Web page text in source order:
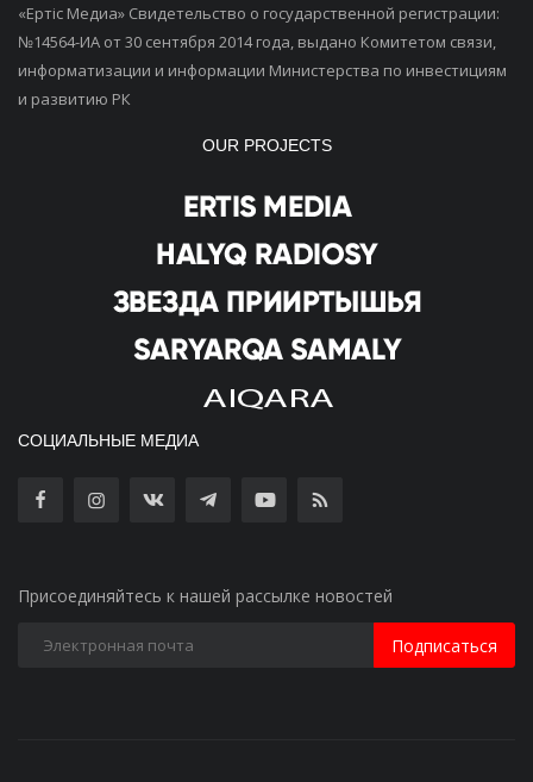
«Ертiс Медиа» Свидетельство о государственной регистрации:
№14564-ИА от 30 сентября 2014 года, выдано Комитетом связи,
информатизации и информации Министерства по инвестициям
и развитию РК
OUR PROJECTS
СОЦИАЛЬНЫЕ МЕДИА
Присоединяйтесь к нашей рассылке новостей
Подписаться